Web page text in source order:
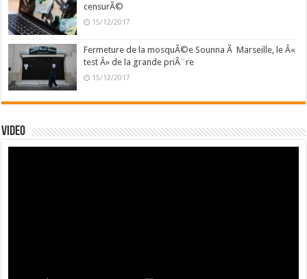
censurÃ©
15/12/2017
Fermeture de la mosquÃ©e Sounna Ã Marseille, le Â«
test Â» de la grande priÃ¨re
15/12/2017
Video